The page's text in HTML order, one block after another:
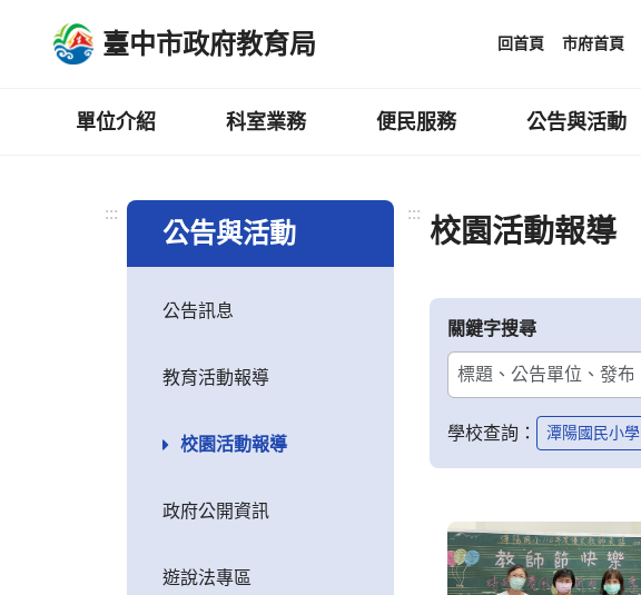
臺中市政府教育局 回首頁 市府首頁
單位介紹 科室業務 便民服務 公告與活動
:::
公告與活動
公告訊息
教育活動報導
校園活動報導
政府公開資訊
遊說法專區
:::
校園活動報導
關鍵字搜尋
學校查詢： 潭陽國民小學